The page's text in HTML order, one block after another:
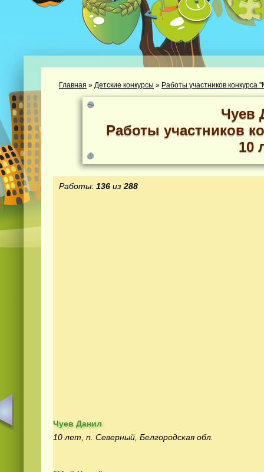
Главная » Детские конкурсы » Работы участников конкурса
Чуев
Работы участников
10
Работы: 136 из 288
Чуев Данил
10 лет, п. Северный, Белгородская обл.